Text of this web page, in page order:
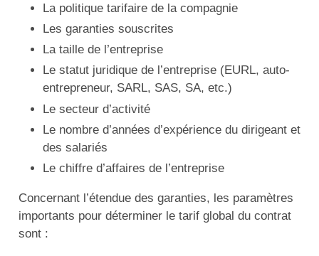
La politique tarifaire de la compagnie
Les garanties souscrites
La taille de l’entreprise
Le statut juridique de l’entreprise (EURL, auto-
entrepreneur, SARL, SAS, SA, etc.)
Le secteur d’activité
Le nombre d’années d’expérience du dirigeant et
des salariés
Le chiffre d’affaires de l’entreprise
Concernant l’étendue des garanties, les paramètres
importants pour déterminer le tarif global du contrat
sont :